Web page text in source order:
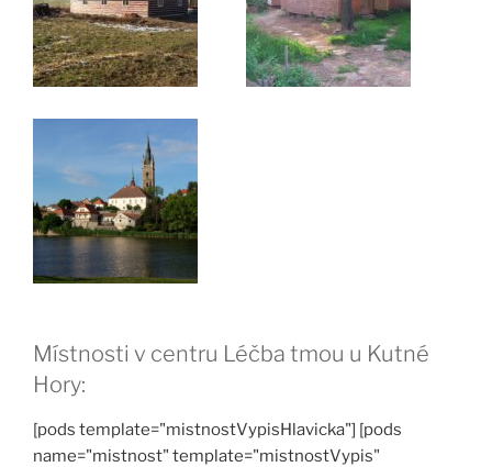
Místnosti v centru Léčba tmou u Kutné
Hory:
[pods template="mistnostVypisHlavicka"] [pods
name="mistnost" template="mistnostVypis"